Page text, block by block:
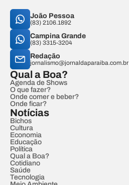
João Pessoa
(83) 2106.1892
Campina Grande
(83) 3315-3204
Redação
jornalismo@jornaldaparaiba.com.br
Qual a Boa?
Agenda de Shows
O que fazer?
Onde comer e beber?
Onde ficar?
Notícias
Bichos
Cultura
Economia
Educação
Política
Qual a Boa?
Cotidiano
Saúde
Tecnologia